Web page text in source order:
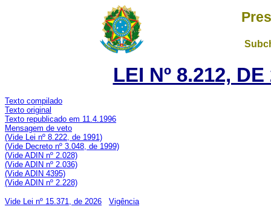
LEI Nº 8.212,
Texto compilado
Texto original
Texto republicado em 11.4.1996
Mensagem de veto
(Vide Lei nº 8.222, de 1991)
(Vide Decreto nº 3.048, de 1999)
(Vide ADIN nº 2.028)
(Vide ADIN nº 2.036)
(Vide ADIN 4395)
(Vide ADIN nº 2.228)
Vide Lei nº 15.371, de 2026 Vigência